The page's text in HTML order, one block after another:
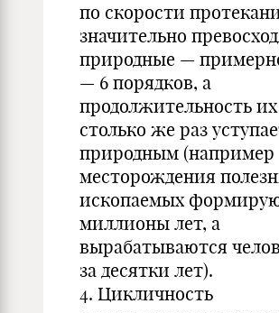
по скорости
значительно
природные —
— 6 порядков, а
продолжительность
столько же раз
природным (например
месторождения
ископаемых
миллионы лет, а
вырабатываются
за десятки лет).
4. Цикличность